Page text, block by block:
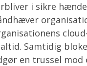
i sikre
Samtidig
en trussel